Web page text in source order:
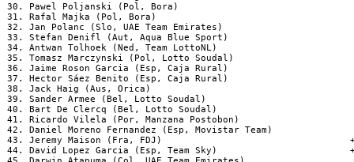
30. Pawel Poljanski (Pol, Bora)
31. Rafal Majka (Pol, Bora)
32. Jan Polanc (Slo, UAE Team Emirates)
33. Stefan Denifl (Aut, Aqua Blue Sport)
34. Antwan Tolhoek (Ned, Team LottoNL)
35. Tomasz Marczynski (Pol, Lotto Soudal)
36. Jaime Roson Garcia (Esp, Caja Rural)
37. Hector Sáez Benito (Esp, Caja Rural)
38. Jack Haig (Aus, Orica)
39. Sander Armee (Bel, Lotto Soudal)
40. Bart De Clercq (Bel, Lotto Soudal)
41. Ricardo Vilela (Por, Manzana Postobon)
42. Daniel Moreno Fernandez (Esp, Movistar Team)
43. Jeremy Maison (Fra, FDJ)
44. David Lopez Garcia (Esp, Team Sky)